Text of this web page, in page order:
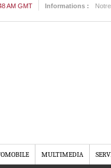
AM GMT Informations :
MULTIMEDIA